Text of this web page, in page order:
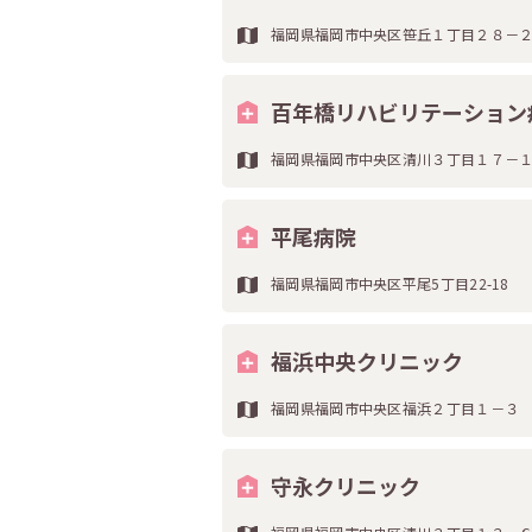
福岡県福岡市中央区笹丘１丁目２８－
百年橋リハビリテーショ
福岡県福岡市中央区清川３丁目１７－１
平尾病院
福岡県福岡市中央区平尾5丁目22-18
福浜中央クリニック
福岡県福岡市中央区福浜２丁目１－３
守永クリニック